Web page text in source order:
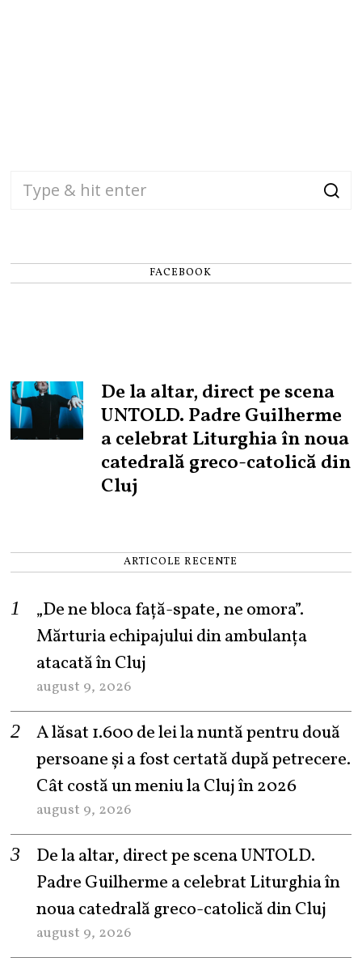
FACEBOOK
De la altar, direct pe scena
UNTOLD. Padre Guilherme
a celebrat Liturghia în noua
catedrală greco-catolică din
Cluj
ARTICOLE RECENTE
„De ne bloca față-spate, ne omora”.
Mărturia echipajului din ambulanța
atacată în Cluj
august 9, 2026
A lăsat 1.600 de lei la nuntă pentru două
persoane și a fost certată după petrecere.
Cât costă un meniu la Cluj în 2026
august 9, 2026
De la altar, direct pe scena UNTOLD.
Padre Guilherme a celebrat Liturghia în
noua catedrală greco-catolică din Cluj
august 9, 2026